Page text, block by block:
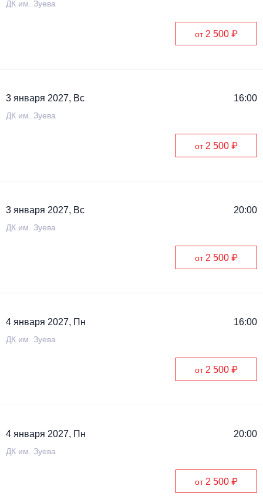
ДК им. Зуева
от 2 500 ₽
3 января 2027, Вс 16:00
ДК им. Зуева
от 2 500 ₽
3 января 2027, Вс 20:00
ДК им. Зуева
от 2 500 ₽
4 января 2027, Пн 16:00
ДК им. Зуева
от 2 500 ₽
4 января 2027, Пн 20:00
ДК им. Зуева
от 2 500 ₽